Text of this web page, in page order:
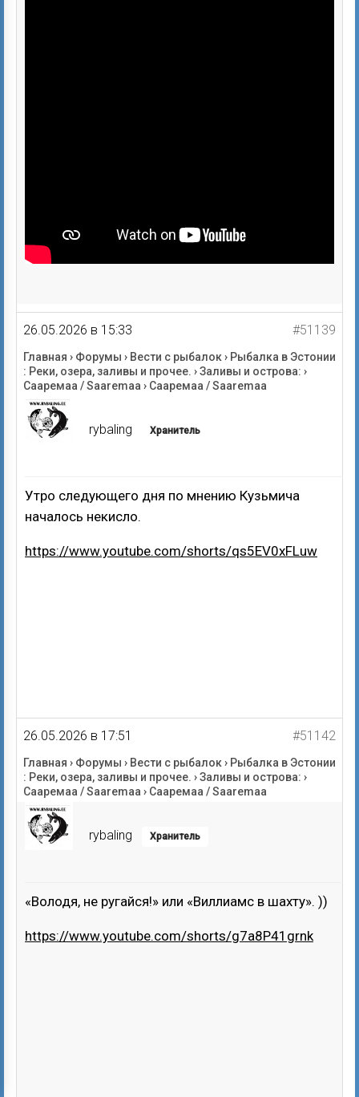
26.05.2026 в 15:33 #51139
Главная › Форумы › Вести с рыбалок› Рыбалка в Эстонии
: Реки, озера, заливы и прочее. ›Заливы и острова: ›
Сааремаа / Saaremaa › Сааремаа / Saaremaa
rybaling Хранитель
Утро следующего дня по мнению Кузьмича
началось некисло.
https://www.youtube.com/shorts/qs5EV0xFLuw
26.05.2026 в 17:51 #51142
Главная › Форумы › Вести с рыбалок› Рыбалка в Эстонии
: Реки, озера, заливы и прочее. ›Заливы и острова: ›
Сааремаа / Saaremaa › Сааремаа / Saaremaa
rybaling Хранитель
«Володя, не ругайся!» или «Виллиамс в шахту». ))
https://www.youtube.com/shorts/g7a8P41grnk